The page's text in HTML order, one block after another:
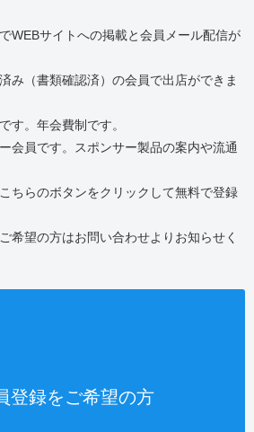
WEBサイトへの掲載と会員メール配信が
み（書類確認済）の会員で出店ができま
す。年会費制です。
会員です。スポンサー製品の案内や流通
ちらのボタンをクリックして無料で登録
希望の方はお問い合わせよりお知らせく
登録をご希望の方